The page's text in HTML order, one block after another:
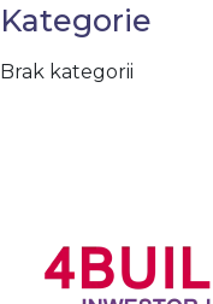
Kategorie
Brak kategorii